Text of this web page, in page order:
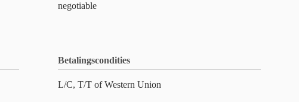
negotiable
Betalingscondities
L/C, T/T of Western Union